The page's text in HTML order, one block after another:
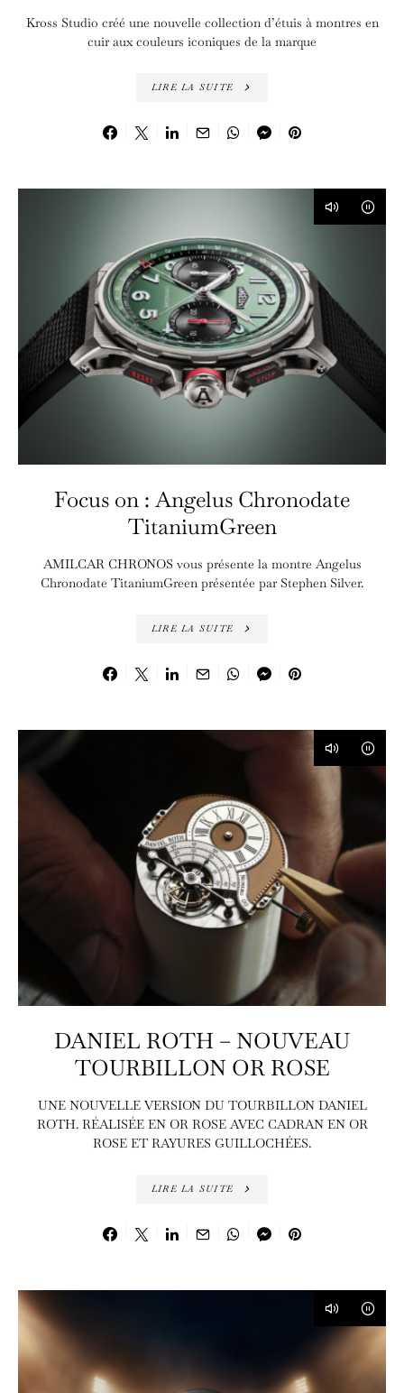
Kross Studio créé une nouvelle collection d’étuis à montres en
cuir aux couleurs iconiques de la marque
LIRE LA SUITE
Focus on : Angelus Chronodate
TitaniumGreen
AMILCAR CHRONOS vous présente la montre Angelus
Chronodate TitaniumGreen présentée par Stephen Silver.
LIRE LA SUITE
DANIEL ROTH – NOUVEAU
TOURBILLON OR ROSE
UNE NOUVELLE VERSION DU TOURBILLON DANIEL
ROTH. RÉALISÉE EN OR ROSE AVEC CADRAN EN OR
ROSE ET RAYURES GUILLOCHÉES.
LIRE LA SUITE